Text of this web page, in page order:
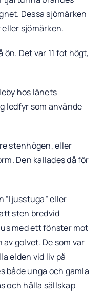
Dessa sjömärken
sjömärken.
Det var 11 fot högt,
hos länets
ledfyr som använde
stenhögen, eller
Den kallades då för
”ljusstuga” eller
sten bredvid
med ett fönster mot
golvet. De som var
elden vid liv på
både unga och gamla
och hålla sällskap